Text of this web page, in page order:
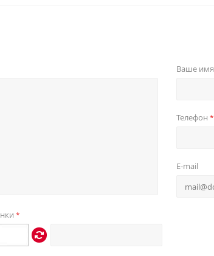
Ваше имя
Телефон *
E-mail
*